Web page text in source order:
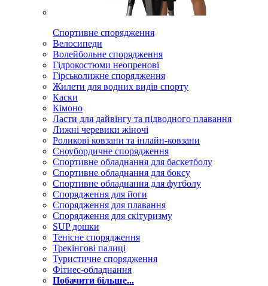
Спортивне спорядження
Велосипеди
Волейбольне спорядження
Гідрокостюми неопренові
Гірськолижне спорядження
Жилети для водних видів спорту
Каски
Кімоно
Ласти для дайвінгу та підводного плавання
Лижні черевики жіночі
Роликові ковзани та інлайн-ковзани
Сноубордичне спорядження
Спортивне обладнання для баскетболу
Спортивне обладнання для боксу
Спортивне обладнання для футболу
Спорядження для йоги
Спорядження для плавання
Спорядження для скітуризму
SUP дошки
Тенісне спорядження
Трекінгові палиці
Туристичне спорядження
Фітнес-обладнання
Побачити більше...